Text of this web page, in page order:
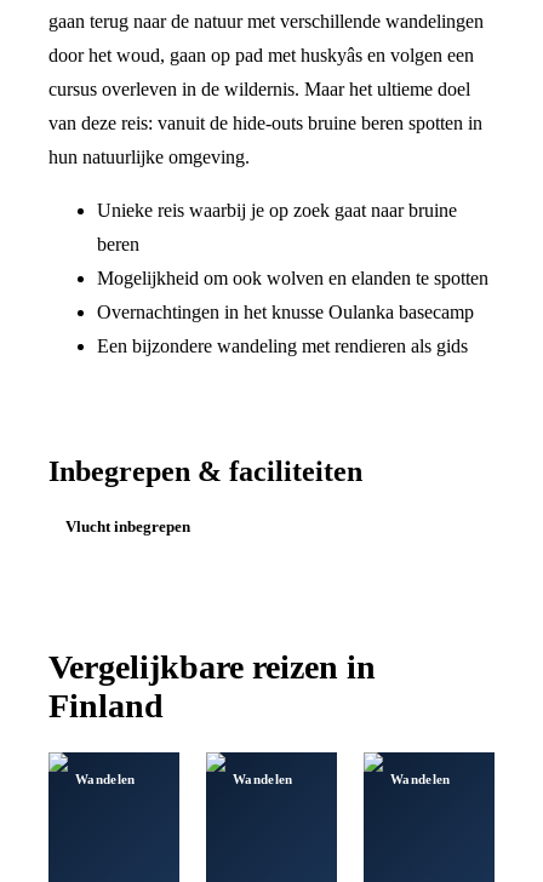
gaan terug naar de natuur met verschillende wandelingen
door het woud, gaan op pad met huskyâs en volgen een
cursus overleven in de wildernis. Maar het ultieme doel
van deze reis: vanuit de hide-outs bruine beren spotten in
hun natuurlijke omgeving.
Unieke reis waarbij je op zoek gaat naar bruine
beren
Mogelijkheid om ook wolven en elanden te spotten
Overnachtingen in het knusse Oulanka basecamp
Een bijzondere wandeling met rendieren als gids
Inbegrepen & faciliteiten
Vlucht inbegrepen
Vergelijkbare reizen in
Finland
Wandelen Wandelen Wandelen